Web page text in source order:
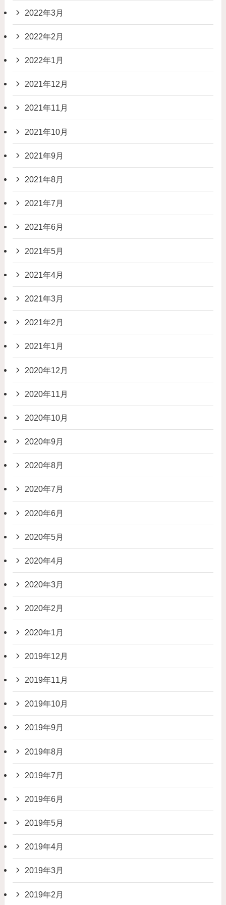
2022年3月
2022年2月
2022年1月
2021年12月
2021年11月
2021年10月
2021年9月
2021年8月
2021年7月
2021年6月
2021年5月
2021年4月
2021年3月
2021年2月
2021年1月
2020年12月
2020年11月
2020年10月
2020年9月
2020年8月
2020年7月
2020年6月
2020年5月
2020年4月
2020年3月
2020年2月
2020年1月
2019年12月
2019年11月
2019年10月
2019年9月
2019年8月
2019年7月
2019年6月
2019年5月
2019年4月
2019年3月
2019年2月